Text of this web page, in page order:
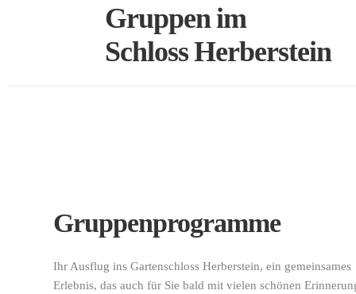
Gruppen im
Schloss Herberstein
Gruppenprogramme
Ihr Ausflug ins Gartenschloss Herberstein, ein gemeinsames
Erlebnis, das auch für Sie bald mit vielen schönen